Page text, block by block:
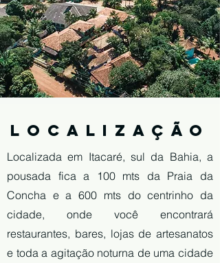
LOCALIZAÇÃO
Localizada em Itacaré, sul da Bahia, a
pousada fica a 100 mts da Praia da
Concha e a 600 mts do centrinho da
cidade, onde você encontrará
restaurantes, bares, lojas de artesanatos
e toda a agitação noturna de uma cidade